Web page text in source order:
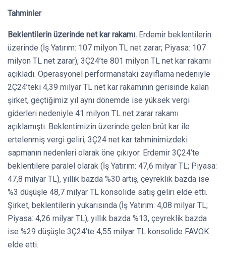
Tahminler
Beklentilerin üzerinde net kar rakamı. Erdemir beklentilerin
üzerinde (İş Yatırım: 107 milyon TL net zarar; Piyasa: 107
milyon TL net zarar), 3Ç24’te 801 milyon TL net kar rakamı
açıkladı. Operasyonel performanstaki zayıflama nedeniyle
2Ç24’teki 4,39 milyar TL net kar rakamının gerisinde kalan
şirket, geçtiğimiz yıl aynı dönemde ise yüksek vergi
giderleri nedeniyle 41 milyon TL net zarar rakamı
açıklamıştı. Beklentimizin üzerinde gelen brüt kar ile
ertelenmiş vergi geliri, 3Ç24 net kar tahminimizdeki
sapmanın nedenleri olarak öne çıkıyor. Erdemir 3Ç24’te
beklentilere paralel olarak (İş Yatırım: 47,6 milyar TL; Piyasa:
47,8 milyar TL), yıllık bazda %30 artış, çeyreklik bazda ise
%3 düşüşle 48,7 milyar TL konsolide satış geliri elde etti.
Şirket, beklentilerin yukarısında (İş Yatırım: 4,08 milyar TL;
Piyasa: 4,26 milyar TL), yıllık bazda %13, çeyreklik bazda
ise %29 düşüşle 3Ç24’te 4,55 milyar TL konsolide FAVÖK
elde etti.